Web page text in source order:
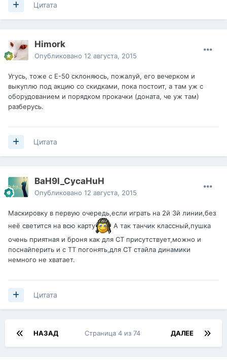
Цитата
Himork
Опубликовано 12 августа, 2015
Угусь, тоже с Е-50 склоняюсь, пожалуй, его вечерком и
выкуплю под акцию со скидками, пока постоит, а там уж с
оборудованием и порядком прокачки (доната, че уж там)
разберусь.
Цитата
BaH9l_CycaHuH
Опубликовано 12 августа, 2015
Маскировку в первую очередь,если играть на 2й 3й линии,без
неё светится на всю карту
А так танчик классный,пушка
очень приятная и броня как для СТ присутствует,можно и
поснайперить и с ТТ погонять,для СТ стайла динамики
немного не хватает.
Цитата
НАЗАД ДАЛЕЕ
Страница 4 из 74